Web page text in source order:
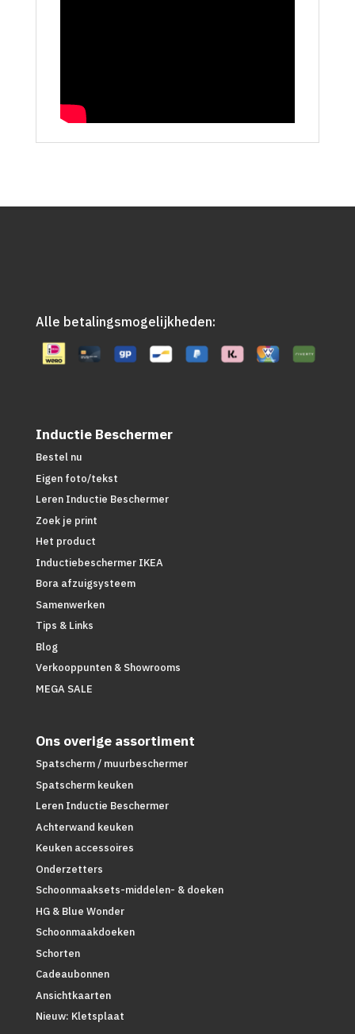
Alle betalingsmogelijkheden:
Inductie Beschermer
Bestel nu
Eigen foto/tekst
Leren Inductie Beschermer
Zoek je print
Het product
Inductiebeschermer IKEA
Bora afzuigsysteem
Samenwerken
Tips & Links
Blog
Verkooppunten & Showrooms
MEGA SALE
Ons overige assortiment
Spatscherm / muurbeschermer
Spatscherm keuken
Leren Inductie Beschermer
Achterwand keuken
Keuken accessoires
Onderzetters
Schoonmaaksets-middelen- & doeken
HG & Blue Wonder
Schoonmaakdoeken
Schorten
Cadeaubonnen
Ansichtkaarten
Nieuw: Kletsplaat